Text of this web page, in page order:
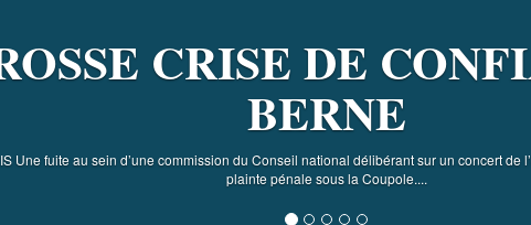
CRISE DE
BERNE
Une fuite au sein d’une commission du Conseil national délibérant sur un concert de
plainte pénale sous la Coupole....